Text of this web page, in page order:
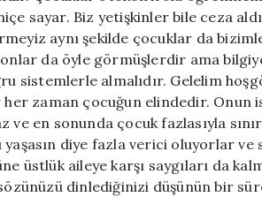
sayar. Biz yetişkinler bile ceza
aynı şekilde çocuklar da
da öyle görmüşlerdir ama
sistemlerle almalıdır. Gelelim
her zaman çocuğun elindedir. Onun
en sonunda çocuk fazlasıyla
diye fazla verici oluyorlar ve
aileye karşı saygıları da
dinlediğinizi düşünün bir